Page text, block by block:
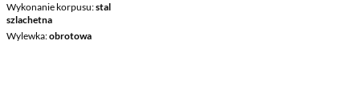
Wykonanie korpusu stal
szlachetna
Wylewka obrotowa